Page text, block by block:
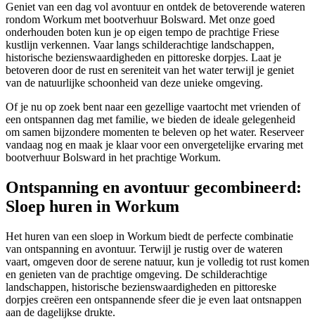
Geniet van een dag vol avontuur en ontdek de betoverende wateren
rondom Workum met bootverhuur Bolsward. Met onze goed
onderhouden boten kun je op eigen tempo de prachtige Friese
kustlijn verkennen. Vaar langs schilderachtige landschappen,
historische bezienswaardigheden en pittoreske dorpjes. Laat je
betoveren door de rust en sereniteit van het water terwijl je geniet
van de natuurlijke schoonheid van deze unieke omgeving.
Of je nu op zoek bent naar een gezellige vaartocht met vrienden of
een ontspannen dag met familie, we bieden de ideale gelegenheid
om samen bijzondere momenten te beleven op het water. Reserveer
vandaag nog en maak je klaar voor een onvergetelijke ervaring met
bootverhuur Bolsward in het prachtige Workum.
Ontspanning en avontuur gecombineerd:
Sloep huren in Workum
Het huren van een sloep in Workum biedt de perfecte combinatie
van ontspanning en avontuur. Terwijl je rustig over de wateren
vaart, omgeven door de serene natuur, kun je volledig tot rust komen
en genieten van de prachtige omgeving. De schilderachtige
landschappen, historische bezienswaardigheden en pittoreske
dorpjes creëren een ontspannende sfeer die je even laat ontsnappen
aan de dagelijkse drukte.